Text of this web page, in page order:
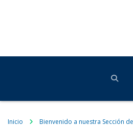
Inicio Bienvenido a nuestra Sección